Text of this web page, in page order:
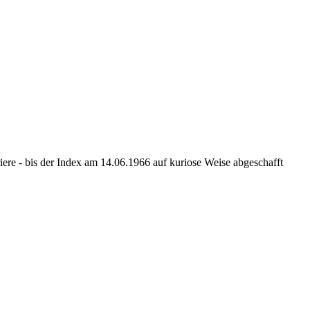
- bis der Index am 14.06.1966 auf kuriose Weise abgeschafft